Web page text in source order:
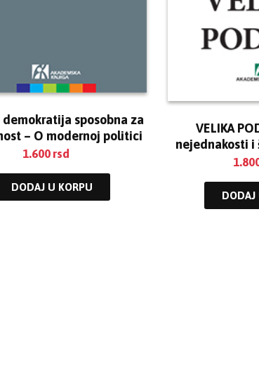
demokratija sposobna za
– O modernoj politici
1.600 rsd
DODAJ U KORPU
VELIKA
nejednakosti i
DODAJ